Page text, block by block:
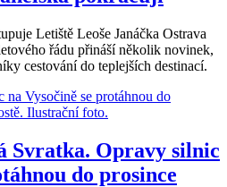
Letiště Leoše Janáčka Ostrava
řádu přináší několik novinek,
cestování do teplejších destinací.
Svratka. Opravy silnic
do prosince